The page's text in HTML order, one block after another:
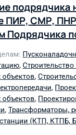
подрядчика
ПИР, СМР,
Подрядчика
району
г. (2
КЛ-0,4 кВ
по
от
ВРЩ-0,4
,
объектов,
,
объектов,
, Трансформаторы,
(КТП, КТПБ,